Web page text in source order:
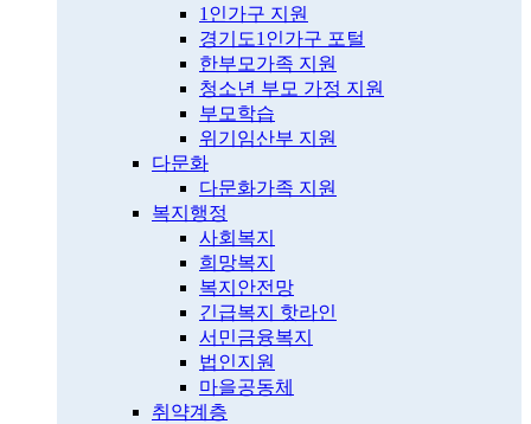
1인가구 지원
경기도1인가구 포털
한부모가족 지원
청소년 부모 가정 지원
부모학습
위기임산부 지원
다문화
다문화가족 지원
복지행정
사회복지
희망복지
복지안전망
긴급복지 핫라인
서민금융복지
법인지원
마을공동체
취약계층